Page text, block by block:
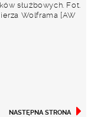
służbowych. Fot.
Wolframa [AW
NASTĘPNA STRONA